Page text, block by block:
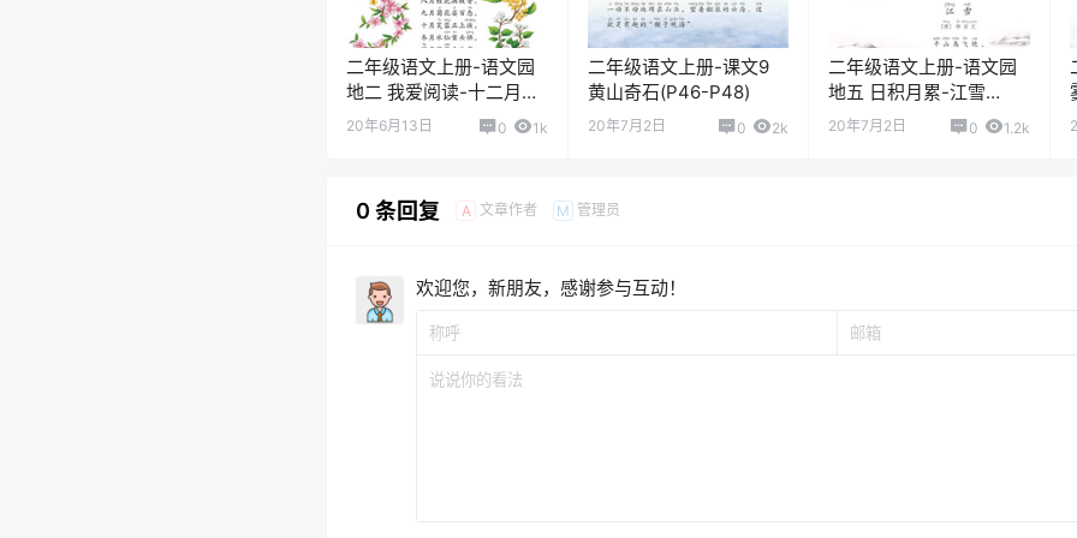
二年级语文上册-语文园
地二 我爱阅读-十二月花
名歌(P27)
20年6月13日 0 1k
二年级语文上册-课文9
黄山奇石(P46-P48)
20年7月2日 0 2k
二年级语文上册-语文园
地五 日积月累-江雪
(P69)
20年7月2日 0 1.2k
0 条回复 A 文章作者 M 管理员
欢迎您，新朋友，感谢参与互动！